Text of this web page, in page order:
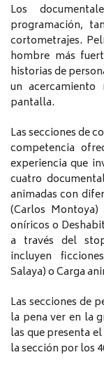
Los
programación,
cortometrajes.
hombre más
historias de
un
pantalla.
Las secciones de
competencia
experiencia que
cuatro
animadas con
(Carlos
oníricos o
a través del
incluyen
Salaya) o Carga
Las secciones de
la pena ver en la
las que presenta
la sección por los